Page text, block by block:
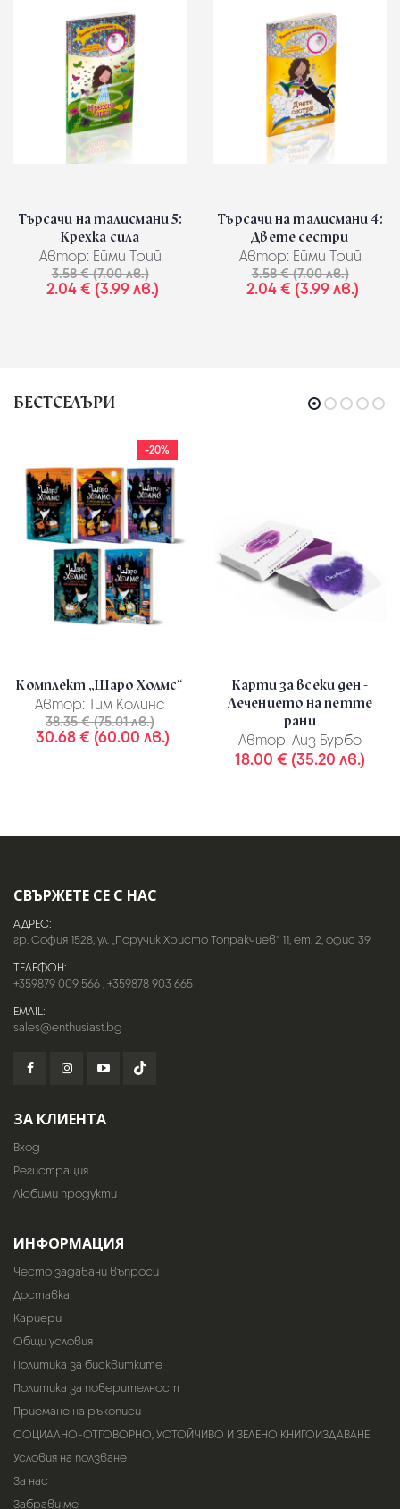
Търсачи на талисмани 5:
Крехка сила
Автор: Ейми Трий
3.58 € (7.00 лв.)
2.04 € (3.99 лв.)
Търсачи на талисмани 4:
Двете сестри
Автор: Ейми Трий
3.58 € (7.00 лв.)
2.04 € (3.99 лв.)
БЕСТСЕЛЪРИ
-20%
Комплект „Шаро Холмс“
Автор: Тим Колинс
38.35 € (75.01 лв.)
30.68 € (60.00 лв.)
Карти за всеки ден -
Лечението на петте
рани
Автор: Лиз Бурбо
18.00 € (35.20 лв.)
СВЪРЖЕТЕ СЕ С НАС
АДРЕС:
гр. София 1528, ул. „Поручик Христо Топракчиев“ 11, ет. 2, офис 39
ТЕЛЕФОН:
+359879 009 566,+359878 903 665
EMAIL:
sales@enthusiast.bg
ЗА КЛИЕНТА
Вход
Регистрация
Любими продукти
ИНФОРМАЦИЯ
Често задавани въпроси
Доставка
Кариери
Общи условия
Политика за бисквитките
Политика за поверителност
Приемане на ръкописи
СОЦИАЛНО-ОТГОВОРНО, УСТОЙЧИВО И ЗЕЛЕНО КНИГОИЗДАВАНЕ
Условия на ползване
За нас
Забрави ме